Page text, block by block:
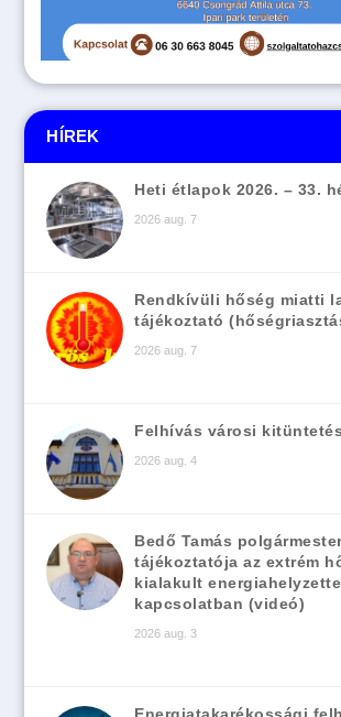
HÍREK
Heti étlapok 2026. – 33.
2026 aug. 7
Rendkívüli hőség miatti
tájékoztató
2026 aug. 7
Felhívás városi
2026 aug. 4
Bedő Tamás
tájékoztatója az extrém
kialakult
kapcsolatban (videó)
2026 aug. 3